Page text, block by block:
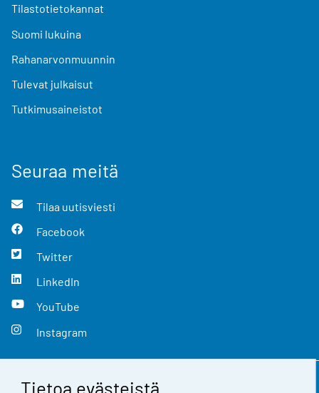
Tietoa evästeistä
Tilastotietokannat
Suomi lukuina
Rahanarvonmuunnin
Tulevat julkaisut
Tutkimusaineistot
Seuraa meitä
Tilaa uutisviesti
Facebook
Twitter
LinkedIn
YouTube
Instagram